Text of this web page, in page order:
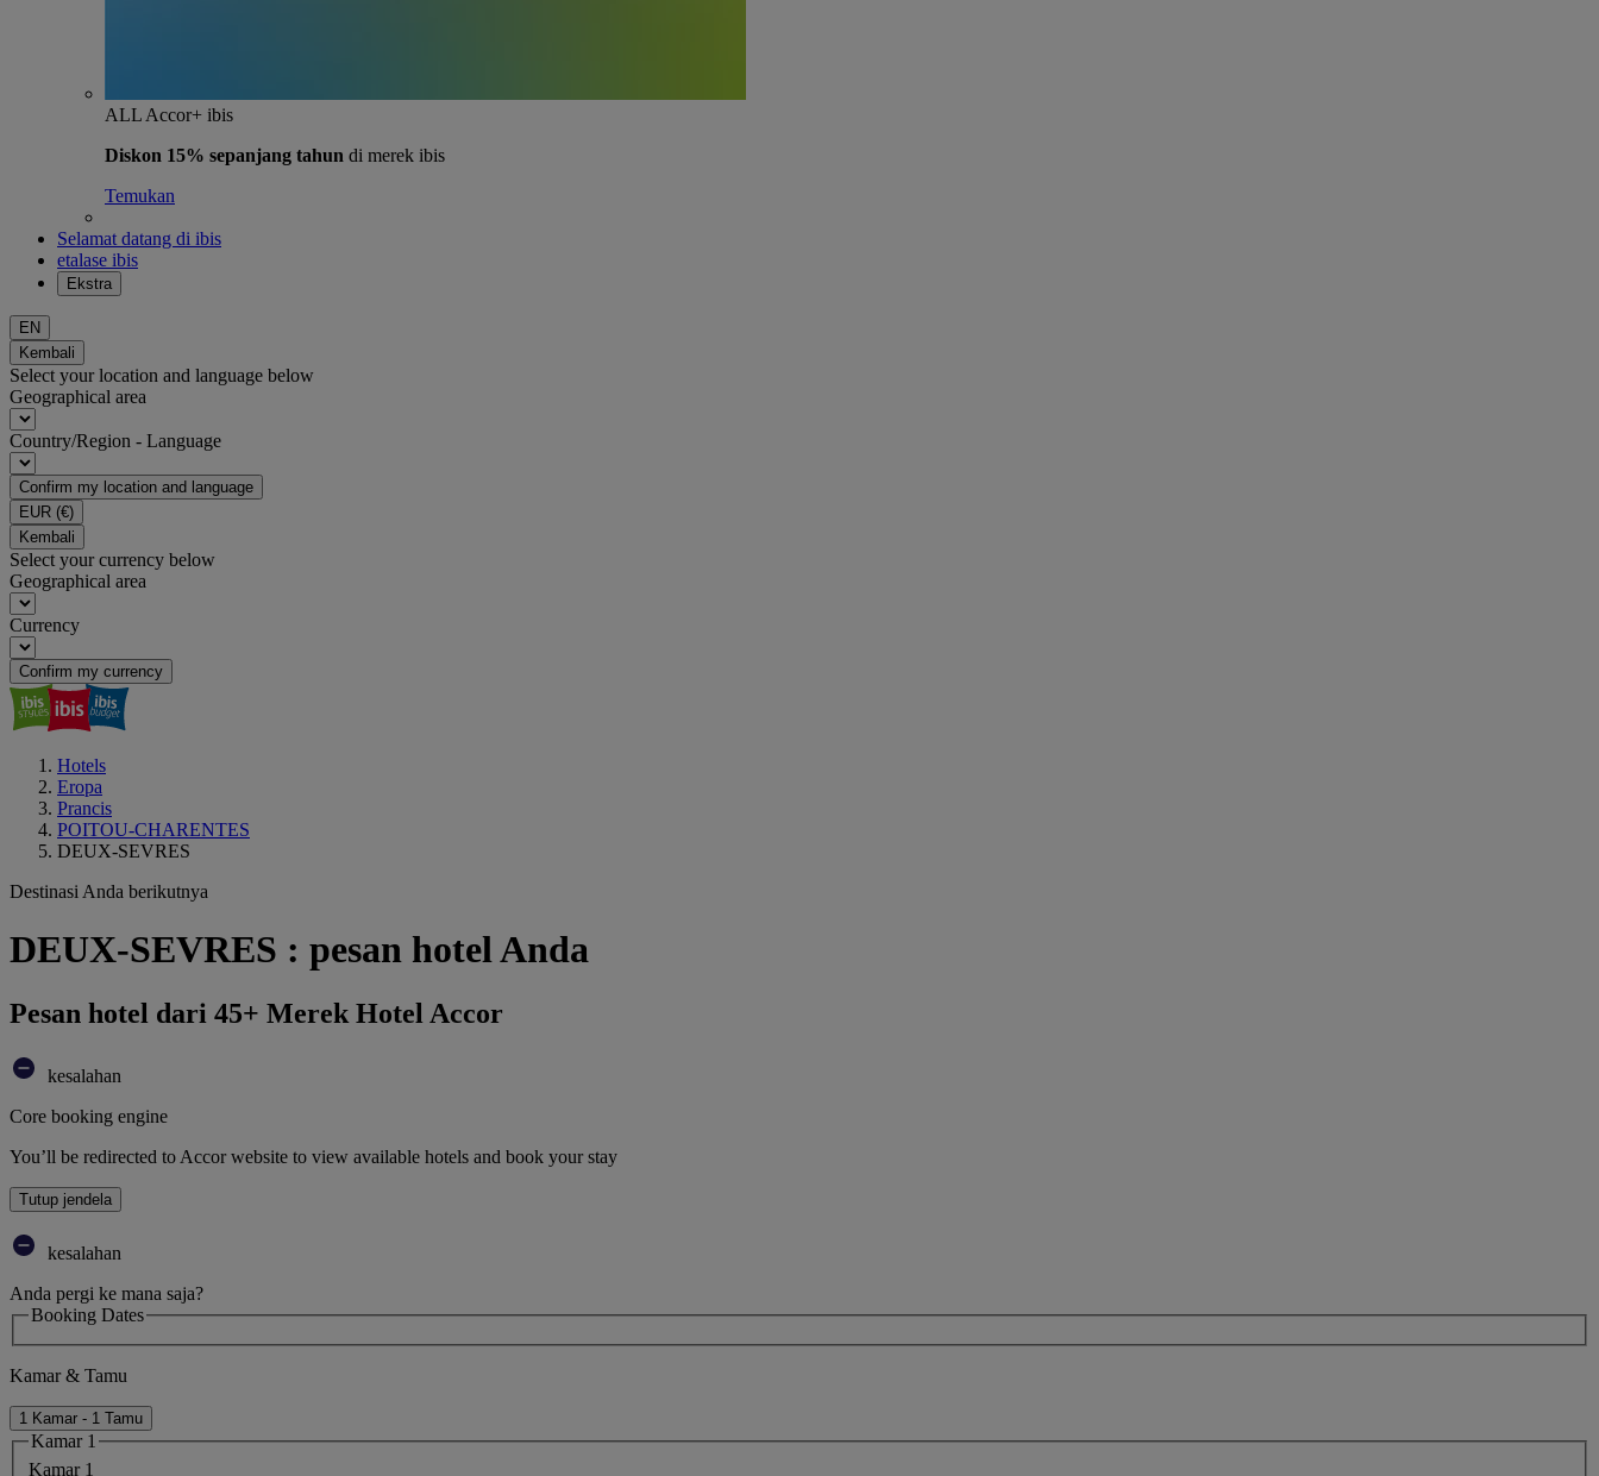
ALL Accor+ ibis
Diskon 15% sepanjang tahun di merek ibis
Temukan
Selamat datang di ibis
etalase ibis
Ekstra
EN
Kembali
Select your location and language below
Geographical area
Country/Region - Language
Confirm my location and language
EUR (€)
Kembali
Select your currency below
Geographical area
Currency
Confirm my currency
Hotels
Eropa
Prancis
POITOU-CHARENTES
DEUX-SEVRES
Destinasi Anda berikutnya
DEUX-SEVRES : pesan hotel Anda
Pesan hotel dari 45+ Merek Hotel Accor
kesalahan
Core booking engine
You’ll be redirected to Accor website to view available hotels and book your stay
Tutup jendela
kesalahan
Anda pergi ke mana saja?
Booking Dates
Kamar & Tamu
1 Kamar - 1 Tamu
Kamar 1
Kamar 1